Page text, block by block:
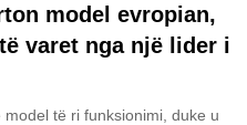
model evropian,
varet nga një lider i
të ri funksionimi, duke u